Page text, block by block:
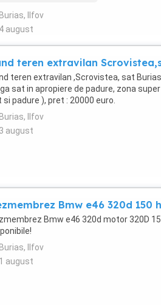
Burias, Ilfov
4 august
teren extravilan
teren extravilan ,Scrovistea, sat
sat in apropiere de padure, zona
si padure ), pret : 20000 euro.
Burias, Ilfov
3 august
Bmw e46 320d 150
Bmw e46 320d motor 320D
Burias, Ilfov
1 august